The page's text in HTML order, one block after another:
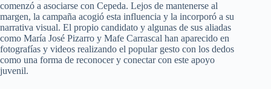
comenzó a asociarse con Cepeda. Lejos de mantenerse al
margen, la campaña acogió esta influencia y la incorporó a su
narrativa visual. El propio candidato y algunas de sus aliadas
como María José Pizarro y Mafe Carrascal han aparecido en
fotografías y videos realizando el popular gesto con los dedos
como una forma de reconocer y conectar con este apoyo
juvenil.